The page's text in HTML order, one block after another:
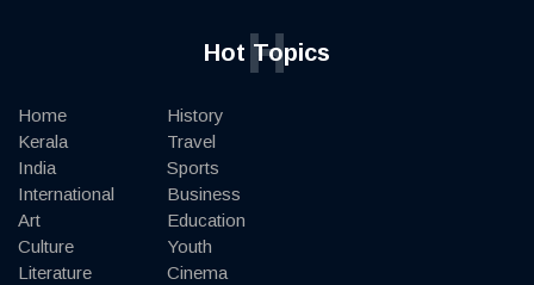
Hot Topics
H
Home
Kerala
India
International
Art
Culture
Literature
History
Travel
Sports
Business
Education
Youth
Cinema